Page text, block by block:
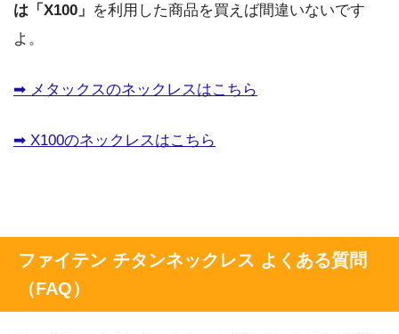
は「X100」 を利用した商品を買えば間違いないです
よ。
➡︎ メタックスのネックレスはこちら
➡︎ X100のネックレスはこちら
ファイテン チタンネックレス よくある質問
（FAQ）